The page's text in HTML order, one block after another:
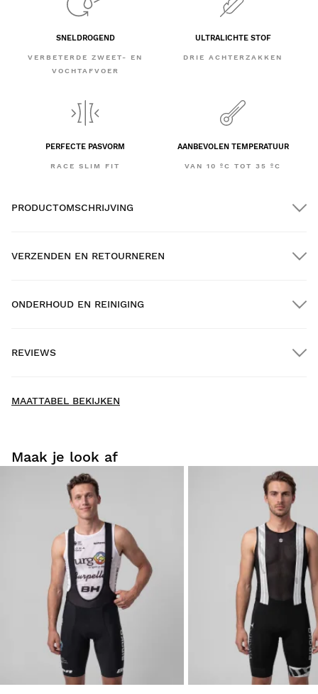
SNELDROGEND
VERBETERDE ZWEET- EN
VOCHTAFVOER
ULTRALICHTE STOF
DRIE ACHTERZAKKEN
PERFECTE PASVORM
RACE SLIM FIT
AANBEVOLEN TEMPERATUUR
VAN 10 ºC TOT 35 ºC
PRODUCTOMSCHRIJVING
VERZENDEN EN RETOURNEREN
Thuisbezorging
Probeer onze producten lekker thuis uit. Je hebt 30 dagen
vanaf de leverdatum om een retourzending te doen.
Vanuit je gebruikersaccount kun je eenvoudig en snel een
product uit je bestelling retourneren.
Je geld terugboeken naar de oorspronkelijke
betaalmethode
Vanaf $9.95
ONDERHOUD EN REINIGING
REVIEWS
MAATTABEL BEKIJKEN
Maak je look af